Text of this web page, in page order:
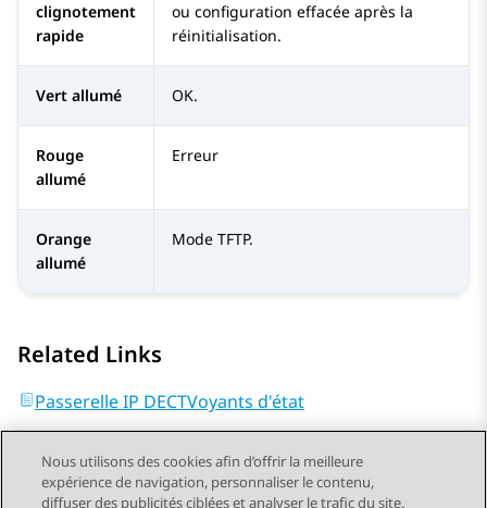
clignotement
rapide
ou configuration effacée après la
réinitialisation.
Vert allumé OK.
Rouge
allumé
Erreur
Orange
allumé
Mode TFTP.
Related Links
Passerelle IP DECTVoyants d'état
Nous utilisons des cookies afin d’offrir la meilleure
expérience de navigation, personnaliser le contenu,
diffuser des publicités ciblées et analyser le trafic du site.